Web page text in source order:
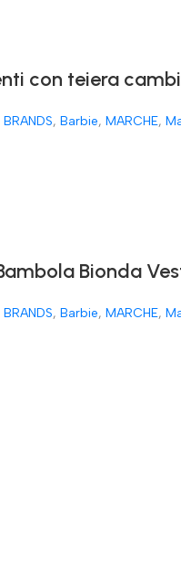
con teiera
BRANDS, Barbie, MARCHE,
Bionda
BRANDS, Barbie, MARCHE,